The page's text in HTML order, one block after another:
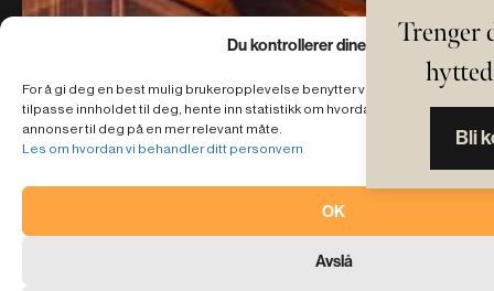
Du kontrollerer dine egne data
For å gi deg en best mulig brukeropplevelse benytter vi cookies på
tilpasse innholdet til deg, hente inn statistikk om hvordan nettsiden
annonser til deg på en mer relevant måte.
Les om hvordan vi behandler ditt personvern
OK
Avslå
Trenger
Bli